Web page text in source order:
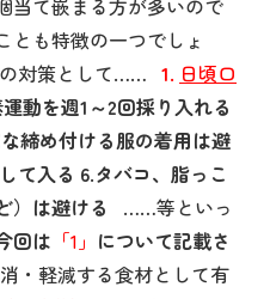
当て嵌まる方が多いので
とも特徴の一つでしょ
対策として…… 1. 日頃口
動を週1～2回採り入れる
締め付ける服の着用は避
て入る 6.タバコ、脂っこ
）は避ける
……等といっ
回は 「1」 について記載さ
・軽減する食材として有